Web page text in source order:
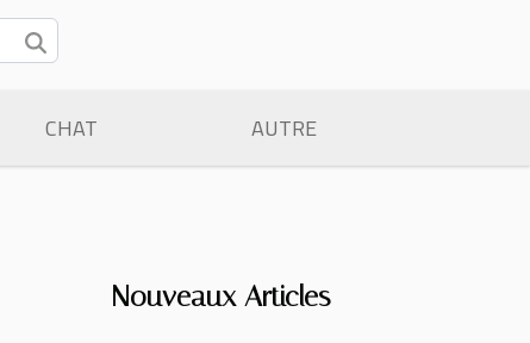
CHAT AUTRE
Nouveaux Articles